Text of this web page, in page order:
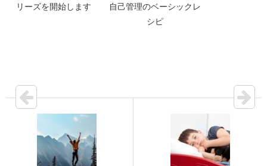
リーズを開始します
自己管理のベーシックレ
シピ